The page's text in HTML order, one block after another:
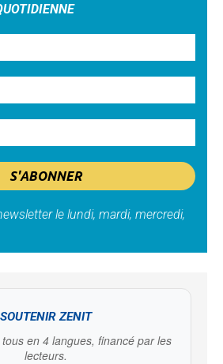
le lundi, mardi, mercredi,
SOUTENIR ZENIT
en 4 langues, financé par les
lecteurs.